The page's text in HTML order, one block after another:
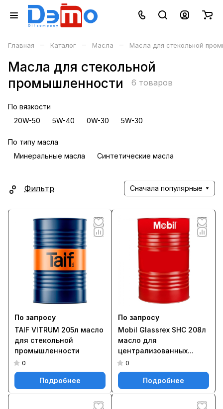
Главная – Каталог – Масла – Масла для стекольной
Масла для стекольной
промышленности
6 товаров
По вязкости
20W-50
5W-40 0W-30 5W-30
По типу масла
Минеральные масла
Синтетические масла
Фильтр Сначала популярные
По запросу
TAIF VITRUM 205л масло
для стекольной
промышленности
0
Подробнее
По запросу
Mobil Glassrex SHC 208л
масло для
централизованных
систем
0
Подробнее